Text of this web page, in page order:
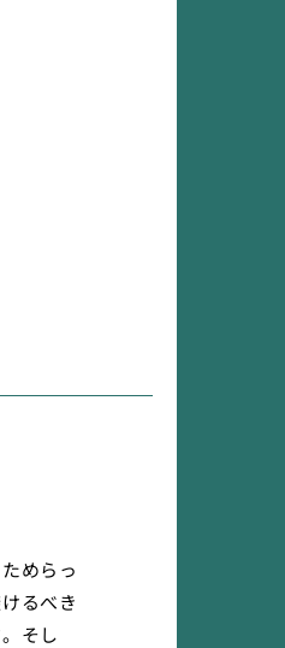
めらっ
るべき
そし